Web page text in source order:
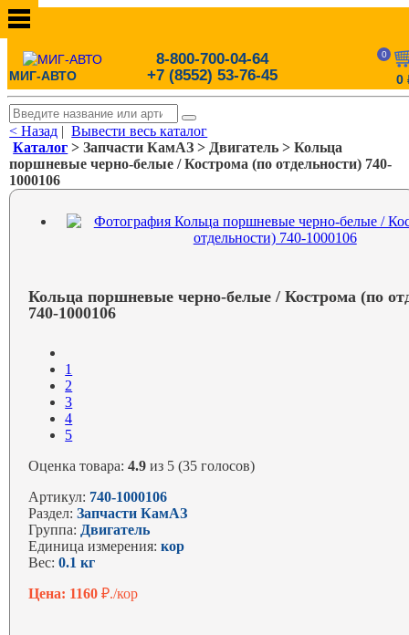
МИГ-АВТО
8-800-700-04-64
+7 (8552) 53-76-45
0
0
< Назад |Вывести весь каталог
Каталог > Запчасти КамАЗ > Двигатель > Кольца
поршневые черно-белые / Кострома (по отдельности) 740-
1000106
Кольца поршневые черно-белые / Кострома (по
740-1000106
1
2
3
4
5
Оценка товара:4.9 из 5 (35 голосов)
Артикул: 740-1000106
Раздел:Запчасти КамАЗ
Группа: Двигатель
Единица измерения:кор
Вес:0.1 кг
Цена: 1160₽./кор